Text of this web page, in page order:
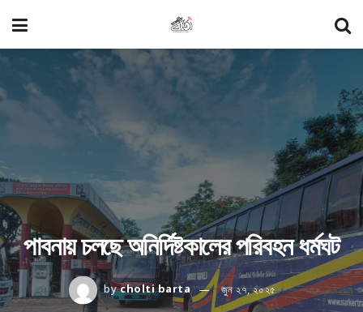
পাবনায় চলছে অনির্দিষ্টকালের পরিবহন ধর্মঘট
bycholti barta জুন ২৭, ২০২৫